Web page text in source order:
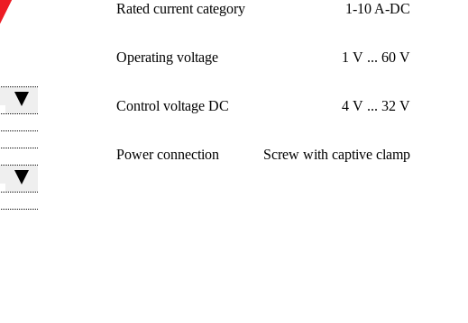
Rated current category 1-10 A-DC
Operating voltage 1 V ... 60 V
Control voltage DC 4 V ... 32 V
Power connection Screw with captive clamp